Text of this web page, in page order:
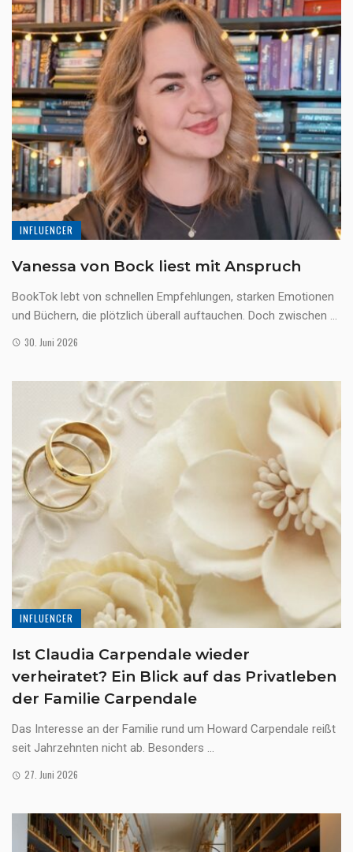
INFLUENCER
Vanessa von Bock liest mit Anspruch
BookTok lebt von schnellen Empfehlungen, starken Emotionen
und Büchern, die plötzlich überall auftauchen. Doch zwischen ...
30. Juni 2026
INFLUENCER
Ist Claudia Carpendale wieder
verheiratet? Ein Blick auf das Privatleben
der Familie Carpendale
Das Interesse an der Familie rund um Howard Carpendale reißt
seit Jahrzehnten nicht ab. Besonders ...
27. Juni 2026